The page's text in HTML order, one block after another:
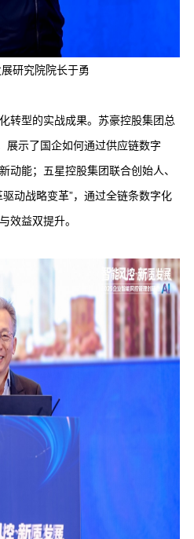
研究院院长于勇
转型的实战成果。苏豪控股集团总
展示了国企如何通过供应链数字
动能；五星控股集团联合创始人、
动战略变革”，通过全链条数字化
效益双提升。